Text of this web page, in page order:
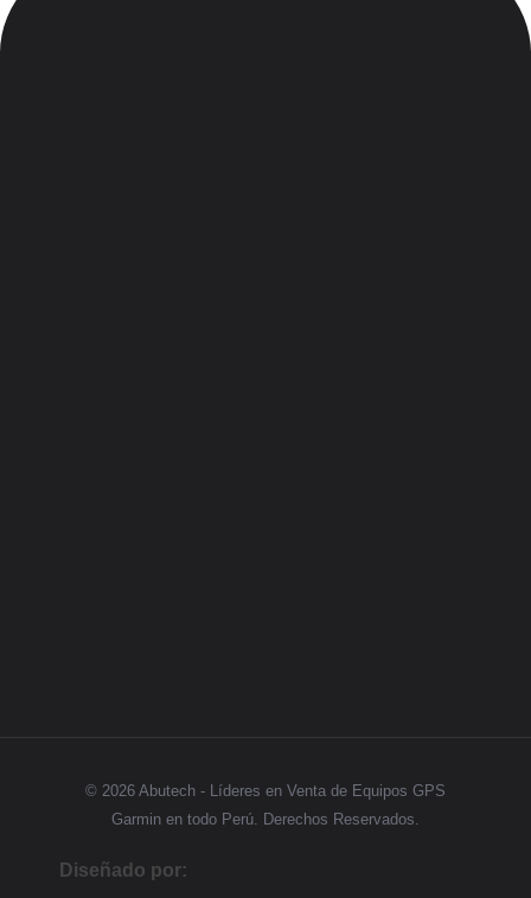
© 2026 Abutech - Líderes en Venta de Equipos GPS
Garmin en todo Perú. Derechos Reservados.
Diseñado por: